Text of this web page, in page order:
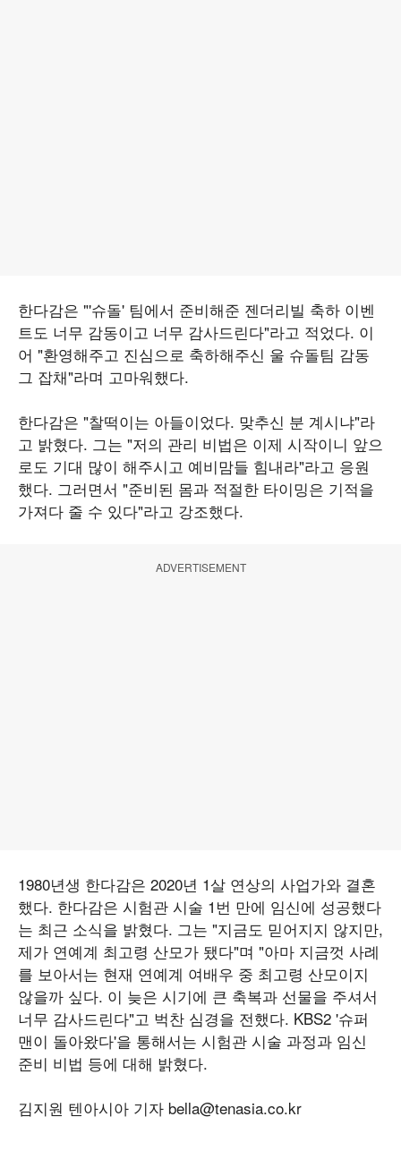
한다감은 "'슈돌' 팀에서 준비해준 젠더리빌 축하 이벤
트도 너무 감동이고 너무 감사드린다"라고 적었다. 이
어 "환영해주고 진심으로 축하해주신 울 슈돌팀 감동
그 잡채"라며 고마워했다.
한다감은 "찰떡이는 아들이었다. 맞추신 분 계시냐"라
고 밝혔다. 그는 "저의 관리 비법은 이제 시작이니 앞으
로도 기대 많이 해주시고 예비맘들 힘내라"라고 응원
했다. 그러면서 "준비된 몸과 적절한 타이밍은 기적을
가져다 줄 수 있다"라고 강조했다.
ADVERTISEMENT
1980년생 한다감은 2020년 1살 연상의 사업가와 결혼
했다. 한다감은 시험관 시술 1번 만에 임신에 성공했다
는 최근 소식을 밝혔다. 그는 "지금도 믿어지지 않지만,
제가 연예계 최고령 산모가 됐다"며 "아마 지금껏 사례
를 보아서는 현재 연예계 여배우 중 최고령 산모이지
않을까 싶다. 이 늦은 시기에 큰 축복과 선물을 주셔서
너무 감사드린다"고 벅찬 심경을 전했다. KBS2 '슈퍼
맨이 돌아왔다'을 통해서는 시험관 시술 과정과 임신
준비 비법 등에 대해 밝혔다.
김지원 텐아시아 기자 bella@tenasia.co.kr